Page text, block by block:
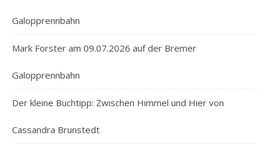
Galopprennbahn
Mark Forster am 09.07.2026 auf der Bremer
Galopprennbahn
Der kleine Buchtipp: Zwischen Himmel und Hier von
Cassandra Brunstedt